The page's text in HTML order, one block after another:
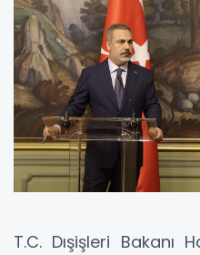
T.C. Dışişleri Bakanı